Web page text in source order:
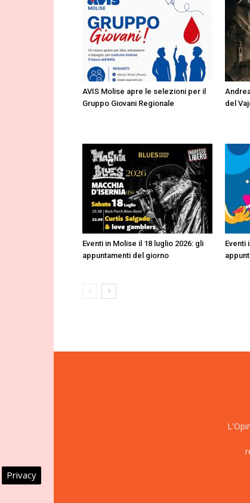
AVIS Molise apre le selezioni per il
Gruppo Giovani Regionale
del
Eventi in Molise il 18 luglio 2026: gli
appuntamenti del giorno
Eventi
Privacy